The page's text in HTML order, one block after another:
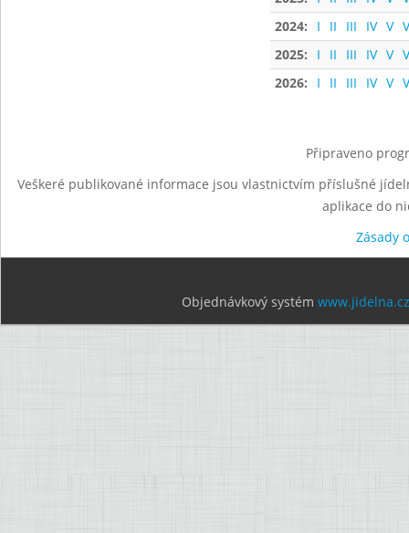
2024:
I II III IV V
2025:
I II III IV V
2026:
I II III IV V
Připraveno
Veškeré publikované informace jsou vlastnictvím příslušné
aplikace do
Zásady
Objednávkový systém www.jidelna.cz